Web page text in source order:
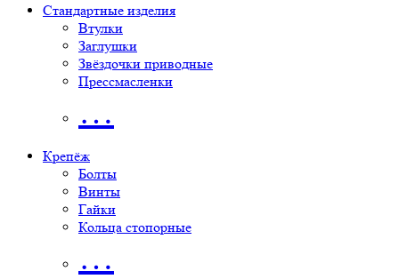
Стандартные изделия
Втулки
Заглушки
Звёздочки приводные
Прессмасленки
…
Крепёж
Болты
Винты
Гайки
Кольца стопорные
…